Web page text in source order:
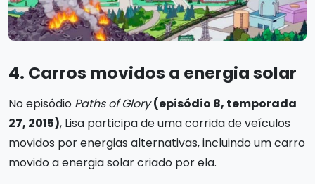
4. Carros movidos a energia solar
No episódio Paths of Glory (episódio 8, temporada
27, 2015), Lisa participa de uma corrida de veículos
movidos por energias alternativas, incluindo um carro
movido a energia solar criado por ela.